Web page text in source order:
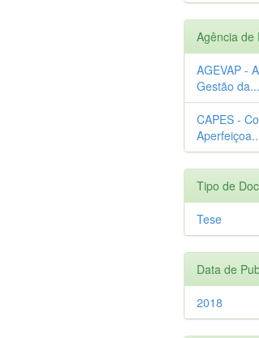
Agência de
AGEVAP -
Gestão da...
CAPES -
Tipo de
Tese
Data de
2018